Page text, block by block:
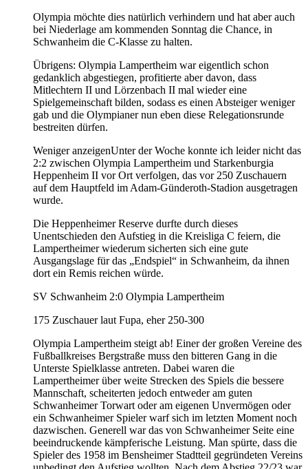
Olympia möchte dies natürlich verhindern und hat aber auch
bei Niederlage am kommenden Sonntag die Chance, in
Schwanheim die C-Klasse zu halten.
Übrigens: Olympia Lampertheim war eigentlich schon
gedanklich abgestiegen, profitierte aber davon, dass
Mitlechtern II und Lörzenbach II mal wieder eine
Spielgemeinschaft bilden, sodass es einen Absteiger weniger
gab und die Olympianer nun eben diese Relegationsrunde
bestreiten dürfen.
Weniger anzeigenUnter der Woche konnte ich leider nicht das
2:2 zwischen Olympia Lampertheim und Starkenburgia
Heppenheim II vor Ort verfolgen, das vor 250 Zuschauern
auf dem Hauptfeld im Adam-Günderoth-Stadion ausgetragen
wurde.
Die Heppenheimer Reserve durfte durch dieses
Unentschieden den Aufstieg in die Kreisliga C feiern, die
Lampertheimer wiederum sicherten sich eine gute
Ausgangslage für das „Endspiel“ in Schwanheim, da ihnen
dort ein Remis reichen würde.
SV Schwanheim 2:0 Olympia Lampertheim
175 Zuschauer laut Fupa, eher 250-300
Olympia Lampertheim steigt ab! Einer der großen Vereine des
Fußballkreises Bergstraße muss den bitteren Gang in die
Unterste Spielklasse antreten. Dabei waren die
Lampertheimer über weite Strecken des Spiels die bessere
Mannschaft, scheiterten jedoch entweder am guten
Schwanheimer Torwart oder am eigenen Unvermögen oder
ein Schwanheimer Spieler warf sich im letzten Moment noch
dazwischen. Generell war das von Schwanheimer Seite eine
beeindruckende kämpferische Leistung. Man spürte, dass die
Spieler des 1958 im Bensheimer Stadtteil gegründeten Vereins